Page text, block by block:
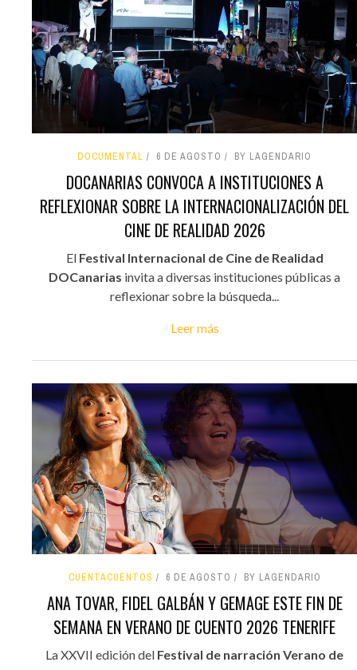
DOCUMENTAL 6 DE AGOSTO BY LAGENDARIO
DOCANARIAS CONVOCA A INSTITUCIONES A
REFLEXIONAR SOBRE LA INTERNACIONALIZACIÓN DEL
CINE DE REALIDAD 2026
El Festival Internacional de Cine de Realidad
DOCanarias invita a diversas instituciones públicas a
reflexionar sobre la búsqueda...
Leer más
CUENTACUENTOS 6 DE AGOSTO BY LAGENDARIO
ANA TOVAR, FIDEL GALBÁN Y GEMAGE ESTE FIN DE
SEMANA EN VERANO DE CUENTO 2026 TENERIFE
La XXVII edición del Festival de narración Verano de